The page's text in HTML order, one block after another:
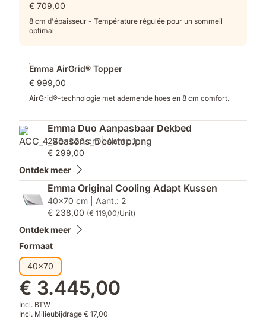
€ 709,00
8 cm d'épaisseur - Température régulée pour un sommeil
optimal
Emma AirGrid® Topper
€ 999,00
AirGrid®-technologie met ademende hoes en 8 cm comfort.
Emma Duo Aanpasbaar Dekbed
240x220 cm | Aant.: 1
€ 299,00
Ontdek meer
Emma Original Cooling Adapt Kussen
40x70 cm | Aant.: 2
€ 238,00 (€ 119,00/Unit)
Ontdek meer
Formaat
40x70
€ 3.445,00
Incl. BTW
Incl. Milieubijdrage € 17,00